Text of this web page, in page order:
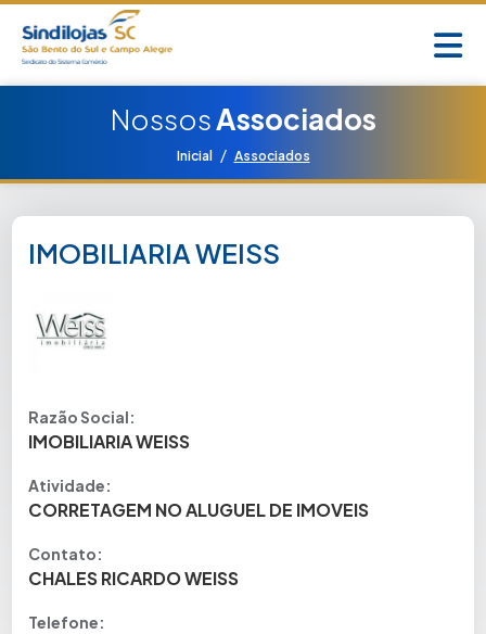
NossosAssociados
Inicial / Associados
IMOBILIARIA WEISS
Razão Social:
IMOBILIARIA WEISS
Atividade:
CORRETAGEM NO ALUGUEL DE IMOVEIS
Contato:
CHALES RICARDO WEISS
Telefone: